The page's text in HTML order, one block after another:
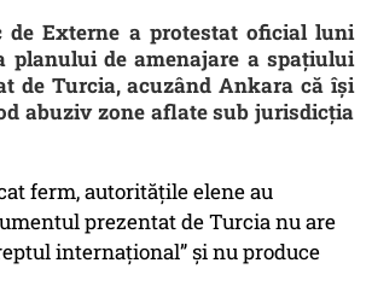
de Externe a protestat oficial luni
planului de amenajare a spațiului
de Turcia, acuzând Ankara că își
abuziv zone aflate sub jurisdicția
ferm, autoritățile elene au
prezentat de Turcia nu are
internațional” și nu produce